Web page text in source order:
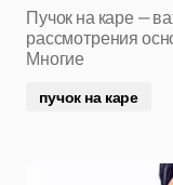
Пучок на каре —
рассмотрения
Многие
пучок на каре